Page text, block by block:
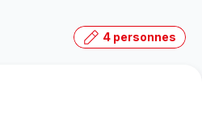
4 personnes